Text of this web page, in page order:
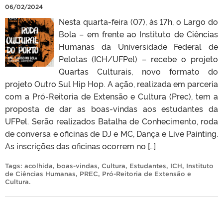
06/02/2024
Nesta quarta-feira (07), às 17h, o Largo do
Bola – em frente ao Instituto de Ciências
Humanas da Universidade Federal de
Pelotas (ICH/UFPel) – recebe o projeto
Quartas Culturais, novo formato do
projeto Outro Sul Hip Hop. A ação, realizada em parceria
com a Pró-Reitoria de Extensão e Cultura (Prec), tem a
proposta de dar as boas-vindas aos estudantes da
UFPel. Serão realizados Batalha de Conhecimento, roda
de conversa e oficinas de DJ e MC, Dança e Live Painting.
As inscrições das oficinas ocorrem no […]
Tags: acolhida, boas-vindas, Cultura, Estudantes, ICH, Instituto
de Ciências Humanas, PREC, Pró-Reitoria de Extensão e
Cultura.